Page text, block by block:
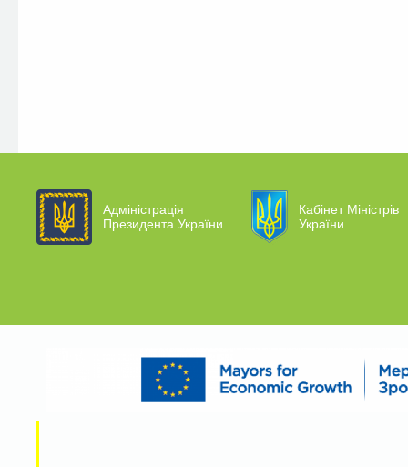
Адміністрація
Президента України
Кабінет Міністрів
України